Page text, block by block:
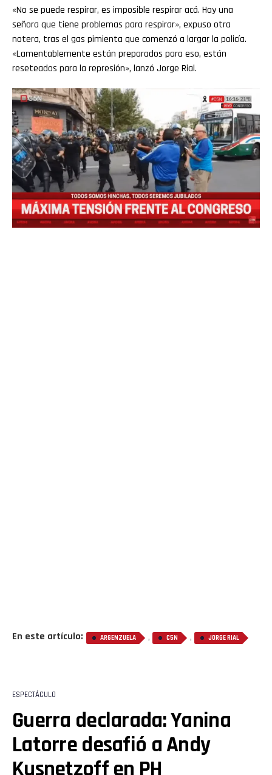
«No se puede respirar, es imposible respirar acá. Hay una
señora que tiene problemas para respirar», expuso otra
notera, tras el gas pimienta que comenzó a largar la policía.
«Lamentablemente están preparados para eso, están
reseteados para la represión», lanzó Jorge Rial.
En este artículo: ARGENZUELA , C5N , JORGE RIAL
ESPECTÁCULO
Guerra declarada: Yanina
Latorre desafió a Andy
Kusnetzoff en PH